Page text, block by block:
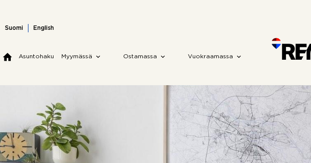
content
Suomi English
Asuntohaku Myymässä Ostamassa Vuokraamassa